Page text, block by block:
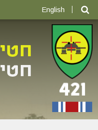
English